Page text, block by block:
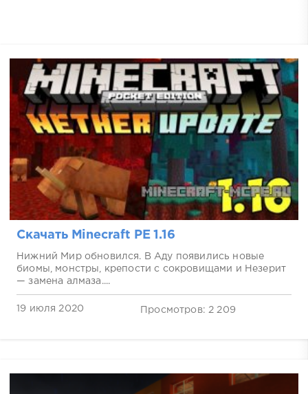
Скачать Minecraft PE 1.16
Нижний Мир обновился. В Аду появились новые
биомы, монстры, крепости с сокровищами и Незерит
— замена алмаза....
19 июля 2020 Просмотров: 2 209